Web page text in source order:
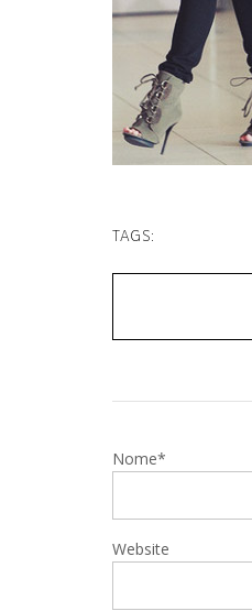
TAGS:
Nome*
Website